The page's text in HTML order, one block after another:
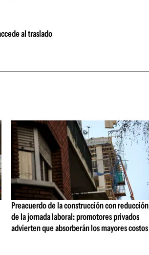
al traslado
Preacuerdo de la construcción con reducción
de la jornada laboral: promotores privados
advierten que absorberán los mayores costos